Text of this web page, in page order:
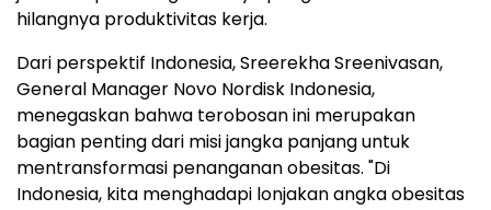
hilangnya produktivitas kerja.
Dari perspektif Indonesia, Sreerekha Sreenivasan,
General Manager Novo Nordisk Indonesia,
menegaskan bahwa terobosan ini merupakan
bagian penting dari misi jangka panjang untuk
mentransformasi penanganan obesitas. "Di
Indonesia, kita menghadapi lonjakan angka obesitas